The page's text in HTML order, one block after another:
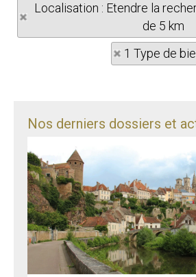
Localisation : Etendre la
de 5 km
1 Type de
Nos derniers dossiers et